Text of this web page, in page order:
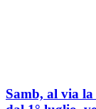
Samb, al via